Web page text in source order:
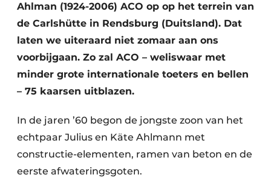
Ahlman (1924-2006) ACO op op het terrein van
de Carlshütte in Rendsburg (Duitsland). Dat
laten we uiteraard niet zomaar aan ons
voorbijgaan. Zo zal ACO – weliswaar met
minder grote internationale toeters en bellen
– 75 kaarsen uitblazen.
In de jaren ’60 begon de jongste zoon van het
echtpaar Julius en Käte Ahlmann met
constructie-elementen, ramen van beton en de
eerste afwateringsgoten.